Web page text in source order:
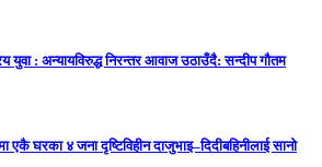
: अन्यायविरुद्ध निरन्तर आवाज उठाउँदै: सन्दीप गौतम
घरका ४ जना दृष्टिविहीन दाजुभाइ–दिदीबहिनीलाई सानो